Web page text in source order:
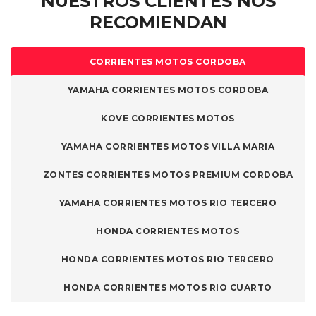
producto
producto
RECOMIENDAN
CORRIENTES MOTOS CORDOBA
YAMAHA CORRIENTES MOTOS CORDOBA
KOVE CORRIENTES MOTOS
YAMAHA CORRIENTES MOTOS VILLA MARIA
ZONTES CORRIENTES MOTOS PREMIUM CORDOBA
YAMAHA CORRIENTES MOTOS RIO TERCERO
HONDA CORRIENTES MOTOS
HONDA CORRIENTES MOTOS RIO TERCERO
HONDA CORRIENTES MOTOS RIO CUARTO